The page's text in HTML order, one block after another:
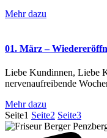
Mehr dazu
01. März –
Liebe Kundinnen, Liebe
nervenaufreibende
Mehr dazu
Seite1 Seite2 Seite3